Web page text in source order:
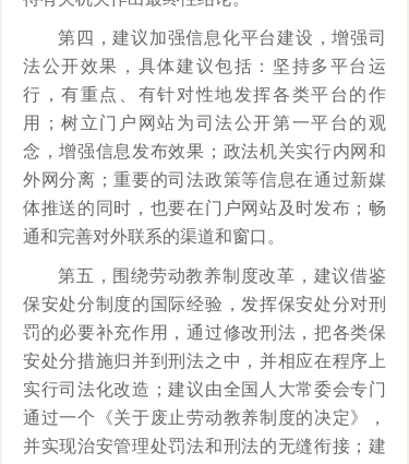
第四，建议加强信息化平台建设，增强司
法公开效果，具体建议包括：坚持多平台运
行，有重点、有针对性地发挥各类平台的作
用；树立门户网站为司法公开第一平台的观
念，增强信息发布效果；政法机关实行内网和
外网分离；重要的司法政策等信息在通过新媒
体推送的同时，也要在门户网站及时发布；畅
通和完善对外联系的渠道和窗口。
第五，围绕劳动教养制度改革，建议借鉴
保安处分制度的国际经验，发挥保安处分对刑
罚的必要补充作用，通过修改刑法，把各类保
安处分措施归并到刑法之中，并相应在程序上
实行司法化改造；建议由全国人大常委会专门
通过一个《关于废止劳动教养制度的决定》，
并实现治安管理处罚法和刑法的无缝衔接；建